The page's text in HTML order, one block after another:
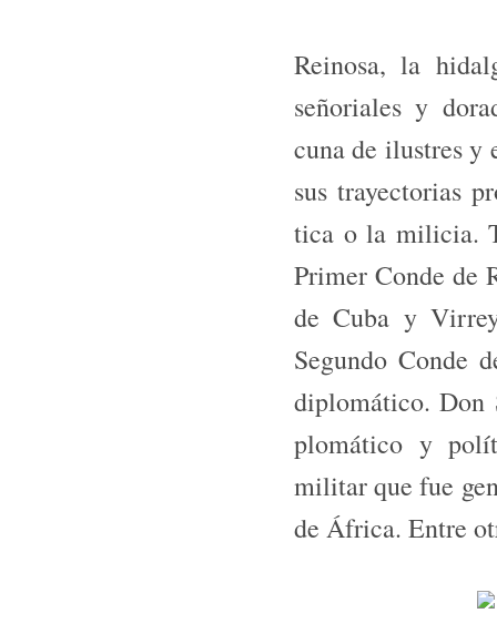
Reinosa, la
señoriales y
cuna de ilustres y
sus tra­yectorias
tica o la milicia.
Primer Conde de
de Cuba y
Segundo Con­de
diplomá­tico. Don
plomático y
militar que fue
de África. Entre